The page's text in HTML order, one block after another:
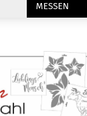
MESSEN